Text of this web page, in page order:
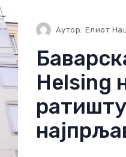
Аутор: Елиот
Helsing